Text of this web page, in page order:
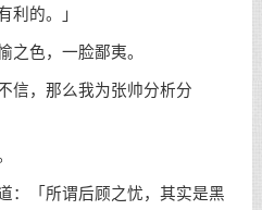
利的。」
色，一脸鄙夷。
，那么我为张帅分析分
「所谓后顾之忧，其实是黑